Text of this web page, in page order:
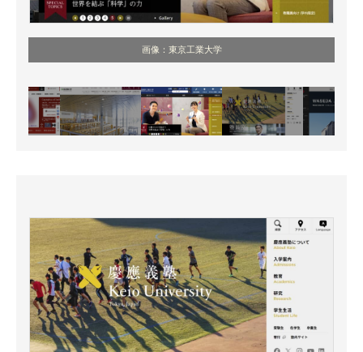
画像：東京工業大学